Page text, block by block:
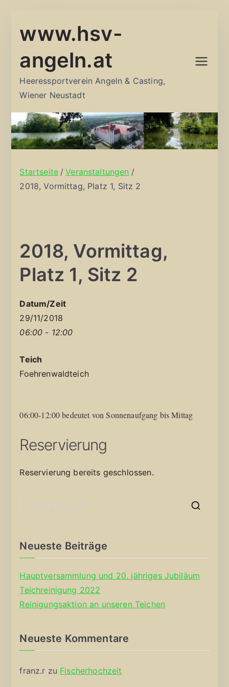
Inhalt
www.hsv-
angeln.at
Heeressportverein Angeln & Casting,
Wiener Neustadt
Startseite
Veranstaltungen
2018, Vormittag, Platz 1, Sitz 2
2018, Vormittag,
Platz 1, Sitz 2
Datum/Zeit
29/11/2018
06:00 - 12:00
Teich
Foehrenwaldteich
06:00-12:00 bedeutet von Sonnenaufgang bis Mittag
Reservierung
Reservierung bereits geschlossen.
Neueste Beiträge
Hauptversammlung und 20. jähriges Jubiläum
Teichreinigung 2022
Reinigungsaktion an unseren Teichen
Neueste Kommentare
franz.r zu Fischerhochzeit